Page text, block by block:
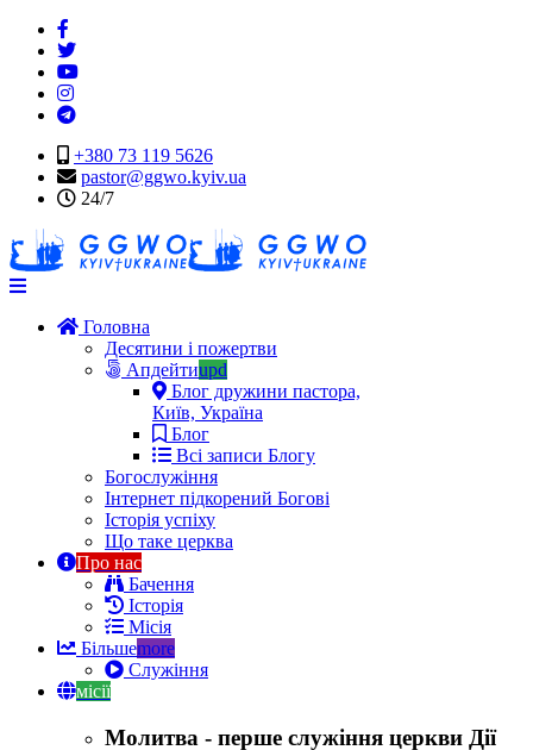
+380 73 119 5626
pastor@ggwo.kyiv.ua
24/7
Navigation
Головна
Десятини і пожертви
Апдейтиupd
Блог дружини пастора,
Київ, Україна
Блог
Всі записи Блогу
Богослужіння
Інтернет підкорений Богові
Історія успіху
Що таке церква
Про нас
Бачення
Історія
Місія
Більшеmore
Служіння
місії
Молитва - перше служіння церкви Дії